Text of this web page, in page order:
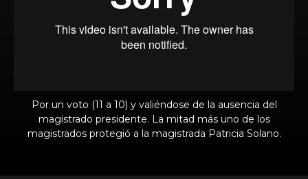
Por un voto (11 a 10) y valiéndose de la ausencia del
magistrado presidente. La mitad más uno de los
magistrados protegió a la magistrada Patricia Solano.